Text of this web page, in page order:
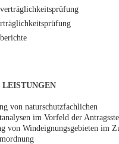
von naturschutzfachlichen
im Vorfeld der
von Windeignungsgebieten im